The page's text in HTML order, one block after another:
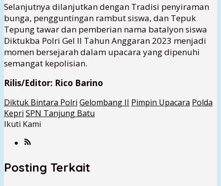
Selanjutnya dilanjutkan dengan Tradisi penyiraman
bunga, pengguntingan rambut siswa, dan Tepuk
Tepung tawar dan pemberian nama batalyon siswa
Diktukba Polri Gel II Tahun Anggaran 2023 menjadi
momen bersejarah dalam upacara yang dipenuhi
semangat kepolisian.
Rilis/Editor: Rico Barino
Diktuk Bintara Polri Gelombang II Pimpin Upacara Polda
Kepri SPN Tanjung Batu
Ikuti Kami
Posting Terkait